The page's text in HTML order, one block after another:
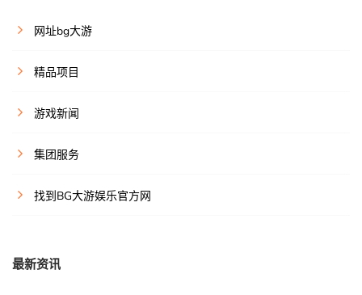
网址bg大游
精品项目
游戏新闻
集团服务
找到BG大游娱乐官方网
最新资讯